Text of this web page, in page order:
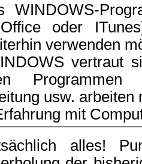
WINDOWS-
oder
verwenden
vertraut
Programmen
usw. arbeiten
mit
alles!